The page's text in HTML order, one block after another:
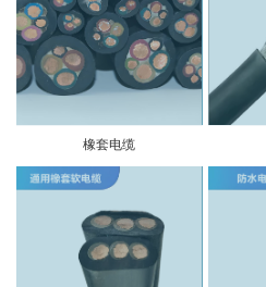
橡套电缆